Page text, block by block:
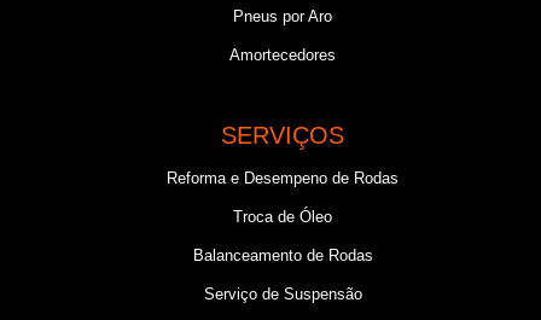
Pneus por Aro
Amortecedores
SERVIÇOS
Reforma e Desempeno de Rodas
Troca de Óleo
Balanceamento de Rodas
Serviço de Suspensão